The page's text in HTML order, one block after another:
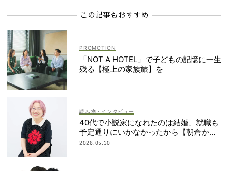
この記事もおすすめ
「NOT A HOTEL」で子どもの記憶に一生
残る【極上の家族旅】を
読み物・インタビュー
40代で小説家になれたのは結婚、就職も
予定通りにいかなかったから【朝倉かす
みさん】
2026.05.30